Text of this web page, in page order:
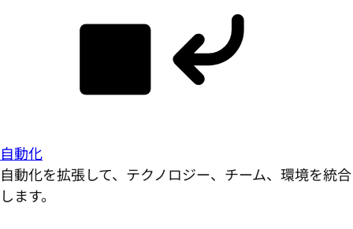
自動化
自動化を拡張して、テクノロジー、チーム、環境を統合
します。